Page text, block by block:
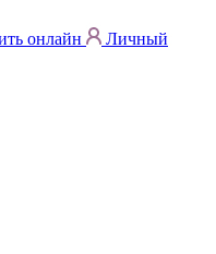
онлайн
Личный